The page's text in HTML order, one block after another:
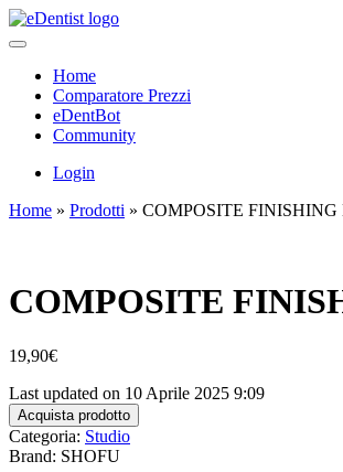
Home
Comparatore Prezzi
eDentBot
Community
Login
Home » Prodotti » COMPOSITE FINISHING
COMPOSITE
19,90€
Last updated on 10 Aprile 2025 9:09
Acquista prodotto
Categoria: Studio
Brand: SHOFU